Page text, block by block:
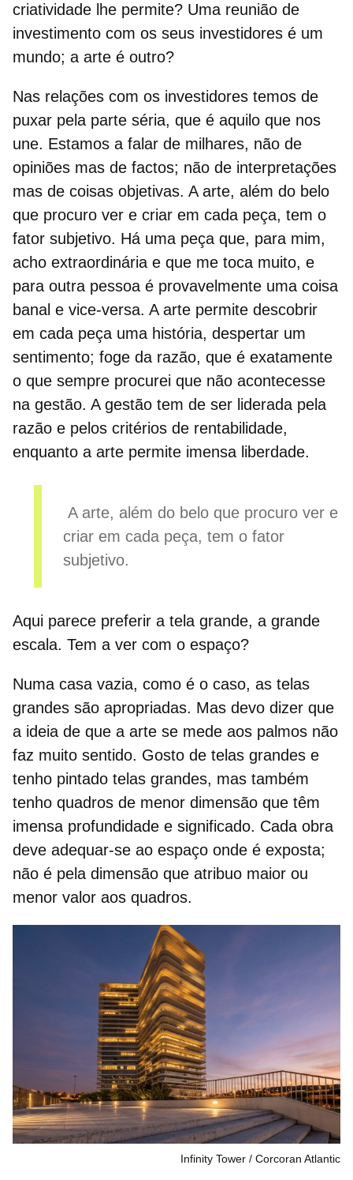
criatividade lhe permite? Uma reunião de
investimento com os seus investidores é um
mundo; a arte é outro?
Nas relações com os investidores temos de
puxar pela parte séria, que é aquilo que nos
une. Estamos a falar de milhares, não de
opiniões mas de factos; não de interpretações
mas de coisas objetivas. A arte, além do belo
que procuro ver e criar em cada peça, tem o
fator subjetivo. Há uma peça que, para mim,
acho extraordinária e que me toca muito, e
para outra pessoa é provavelmente uma coisa
banal e vice-versa. A arte permite descobrir
em cada peça uma história, despertar um
sentimento; foge da razão, que é exatamente
o que sempre procurei que não acontecesse
na gestão. A gestão tem de ser liderada pela
razão e pelos critérios de rentabilidade,
enquanto a arte permite imensa liberdade.
A arte, além do belo que procuro ver e
criar em cada peça, tem o fator
subjetivo.
Aqui parece preferir a tela grande, a grande
escala. Tem a ver com o espaço?
Numa casa vazia, como é o caso, as telas
grandes são apropriadas. Mas devo dizer que
a ideia de que a arte se mede aos palmos não
faz muito sentido. Gosto de telas grandes e
tenho pintado telas grandes, mas também
tenho quadros de menor dimensão que têm
imensa profundidade e significado. Cada obra
deve adequar-se ao espaço onde é exposta;
não é pela dimensão que atribuo maior ou
menor valor aos quadros.
Infinity Tower Corcoran Atlantic